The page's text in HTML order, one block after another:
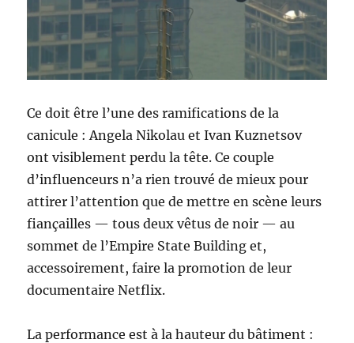
Ce doit être l’une des ramifications de la
canicule : Angela Nikolau et Ivan Kuznetsov
ont visiblement perdu la tête. Ce couple
d’influenceurs n’a rien trouvé de mieux pour
attirer l’attention que de mettre en scène leurs
fiançailles — tous deux vêtus de noir — au
sommet de l’Empire State Building et,
accessoirement, faire la promotion de leur
documentaire Netflix.
La performance est à la hauteur du bâtiment :